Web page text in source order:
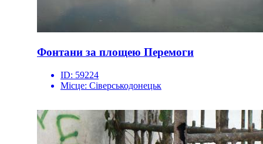
Фонтани за площею Перемоги
ID: 59224
Місце: Сіверськодонецьк